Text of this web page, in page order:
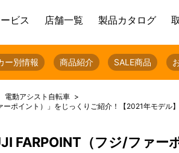
ビス 店舗一覧 製品カタログ
ー別情報 商品紹介 SALE商品
電動アシスト自転車
ポイント）」をじっくりご紹介！【2021年モデル】
FARPOINT（フジ/ファー